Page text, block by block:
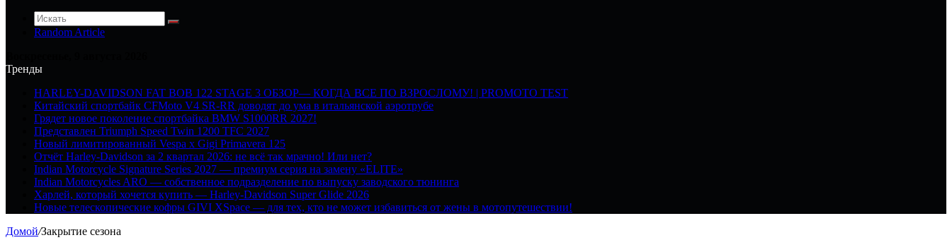
Random Article
Тренды
HARLEY-DAVIDSON FAT BOB 122 STAGE 3 ОБЗОР— КОГДА ВСЕ ПО ВЗРОСЛОМУ! | PROMOTO TEST
Китайский спортбайк CFMoto V4 SR-RR доводят до ума в итальянской аэротрубе
Грядет новое поколение спортбайка BMW S1000RR 2027!
Представлен Triumph Speed Twin 1200 TFC 2027
Новый лимитированный Vespa x Gigi Primavera 125
Отчёт Harley-Davidson за 2 квартал 2026: не всё так мрачно! Или нет?
Indian Motorcycle Signature Series 2027 — премиум серия на замену «ELITE»
Indian Motorcycles ARO — собственное подразделение по выпуску заводского тюнинга
Харлей, который хочется купить — Harley-Davidson Super Glide 2026
Новые телескопические кофры GIVI XSpace — для тех, кто не может избавиться от жены в мотопутешествии!
Домой/Закрытие сезона